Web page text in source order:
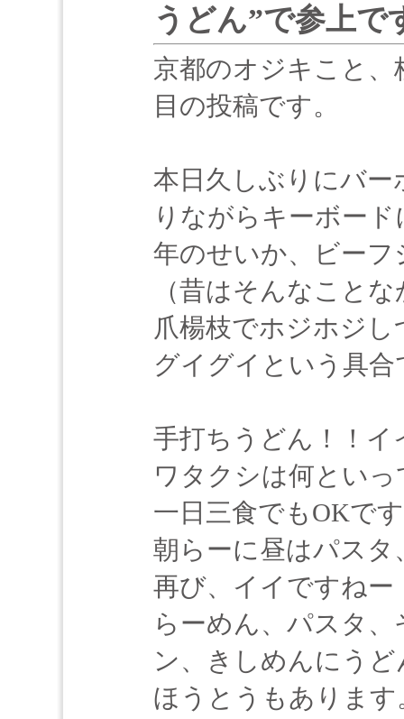
うどん”で参上で
京都のオジキこと
目の投稿です。
本日久しぶりにバ
りながらキーボード
年のせいか、ビー
（昔はそんなこと
爪楊枝でホジホジ
グイグイという具合
手打ちうどん！！イ
ワタクシは何とい
一日三食でもOKで
朝らーに昼はパス
再び、イイですねー
らーめん、パスタ
ン、きしめんにうど
ほうとうもあります